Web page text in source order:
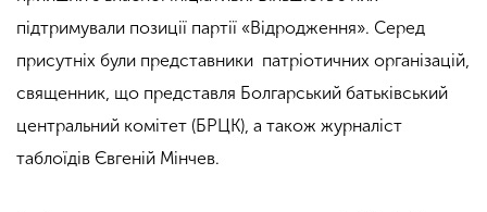
підтримували позиції партії «Відродження». Серед
присутніх були представники патріотичних організацій,
священник, що представля Болгарський батьківський
центральний комітет (БРЦК), а також журналіст
таблоїдів Євгеній Мінчев.